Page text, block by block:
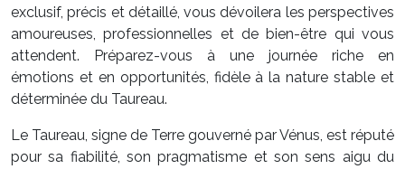
exclusif, précis et détaillé, vous dévoilera les perspectives
amoureuses, professionnelles et de bien-être qui vous
attendent. Préparez-vous à une journée riche en
émotions et en opportunités, fidèle à la nature stable et
déterminée du Taureau.
Le Taureau, signe de Terre gouverné par Vénus, est réputé
pour sa fiabilité, son pragmatisme et son sens aigu du